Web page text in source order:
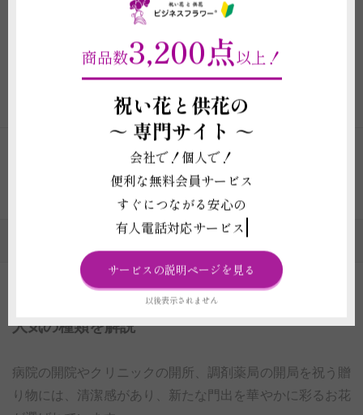
ラワー（黄色のひまわり）※フラワーバ
ッグ付
価格 6,600円
（全国配送料・税込み ※一部除く）
ご注文はこちら（商品詳細）
3 4 5 6 ... 112
開院祝い・開局祝いに贈る花の選び方とマナー｜
人気の種類を解説
病院の開院やクリニックの開所、調剤薬局の開局を祝う贈
り物には、清潔感があり、新たな門出を華やかに彩るお花
商品数3,200点以上！
祝い花と供花の
～ 専門サイト ～
会社で！個人で！
便利な無料会員サービス
すぐにつながる安心の
有人電話対応サービス
サービスの説明ページを見る
以後表示されません